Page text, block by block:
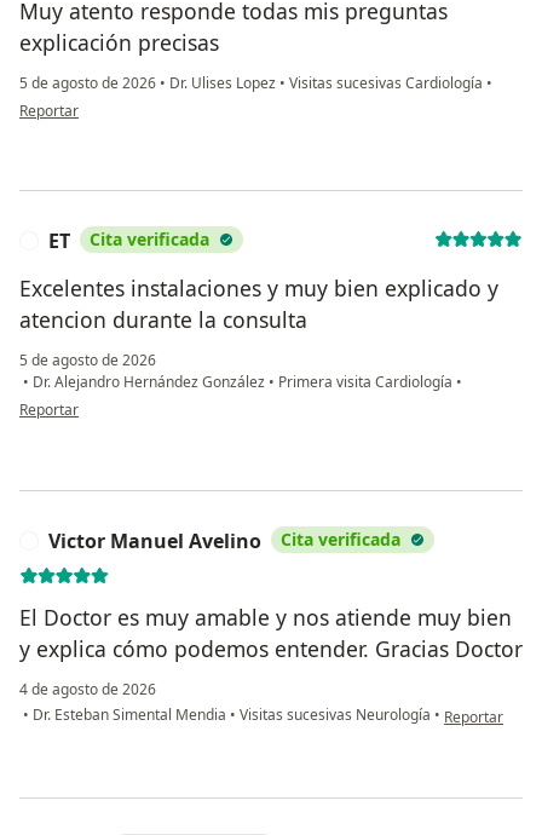
Muy atento responde todas mis preguntas
explicación precisas
5 de agosto de 2026 • Dr. Ulises Lopez • Visitas sucesivas Cardiología •
en opinión del usuario Carlos Daniel Sánchez
Reportar
ET Cita verificada
Excelentes instalaciones y muy bien explicado y
atencion durante la consulta
5 de agosto de 2026
• Dr. Alejandro Hernández González • Primera visita Cardiología •
en opinión del usuario ET
Reportar
Victor Manuel Avelino Cita verificada
El Doctor es muy amable y nos atiende muy bien
y explica cómo podemos entender. Gracias Doctor
4 de agosto de 2026
• Dr. Esteban Simental Mendia • Visitas sucesivas Neurología • en opinión
Reportar